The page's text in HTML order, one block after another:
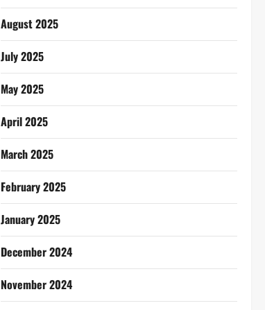
August 2025
July 2025
May 2025
April 2025
March 2025
February 2025
January 2025
December 2024
November 2024